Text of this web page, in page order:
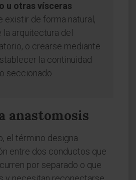
u otras vísceras
existir de forma natural,
arquitectura del
o crearse mediante
la continuidad
seccionado.
anastomosis
el término designa
entre dos conductos que
por separado o que